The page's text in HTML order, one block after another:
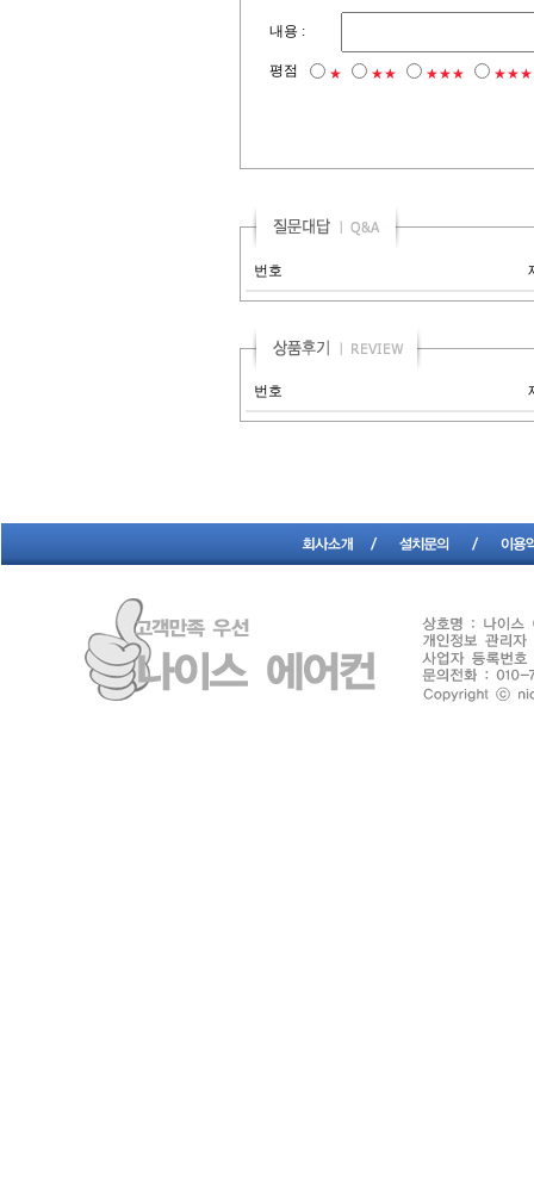
내용 :
평점 ★ ★★ ★★★
번호
번호